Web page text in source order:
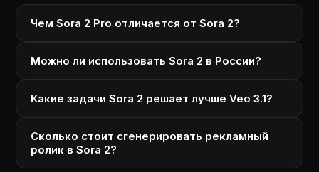
Чем Sora 2 Pro отличается от Sora 2?
Можно ли использовать Sora 2 в России?
Какие задачи Sora 2 решает лучше Veo 3.1?
Сколько стоит сгенерировать рекламный
ролик в Sora 2?